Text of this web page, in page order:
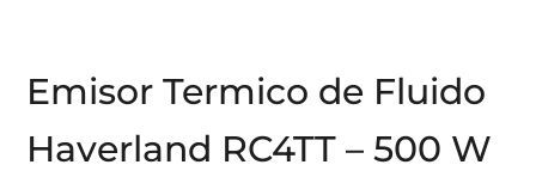
Emisor Termico de Fluido
Haverland RC4TT – 500 W